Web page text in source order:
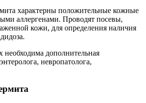
характерны положительные кожные
аллергенами. Проводят посевы,
кожи, для определения наличия
необходима дополнительная
невропатолога,